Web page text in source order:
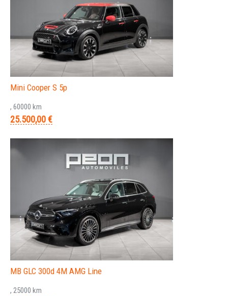
Mini Cooper S 5p
, 60000 km
25.500,00 €
MB GLC 300d 4M AMG Line
, 25000 km